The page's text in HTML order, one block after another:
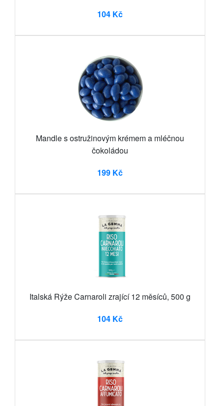
104 Kč
Mandle s ostružinovým krémem a mléčnou
čokoládou
199 Kč
Italská Rýže Carnaroli zrající 12 měsíců, 500 g
104 Kč